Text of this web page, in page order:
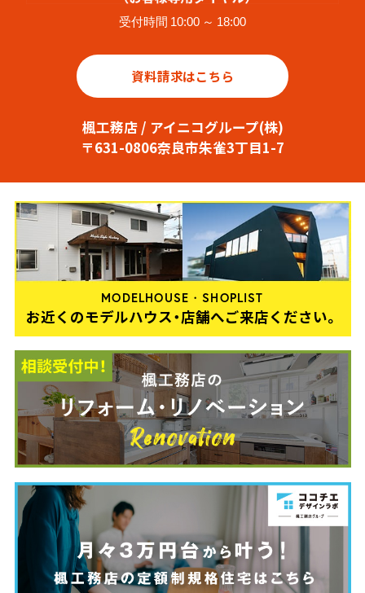
受付時間 10:00 ～ 18:00
資料請求はこちら
楓工務店 / アイニコグループ(株)
〒631-0806奈良市朱雀3丁目1-7
MODELHOUSE・SHOPLIST
お近くのモデルハウス・店舗へご来店ください。